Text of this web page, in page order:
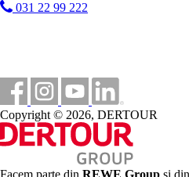
031 22 99 222
Copyright © 2026, DERTOUR
Facem parte din REWE Group si